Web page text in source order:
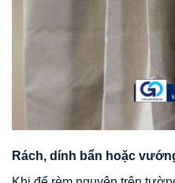
Rách, dính bẩn hoặc